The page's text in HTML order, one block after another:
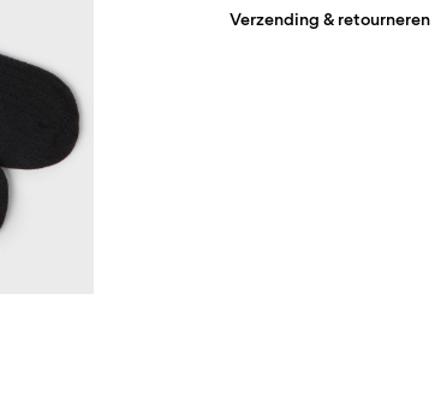
Verzending & retourneren